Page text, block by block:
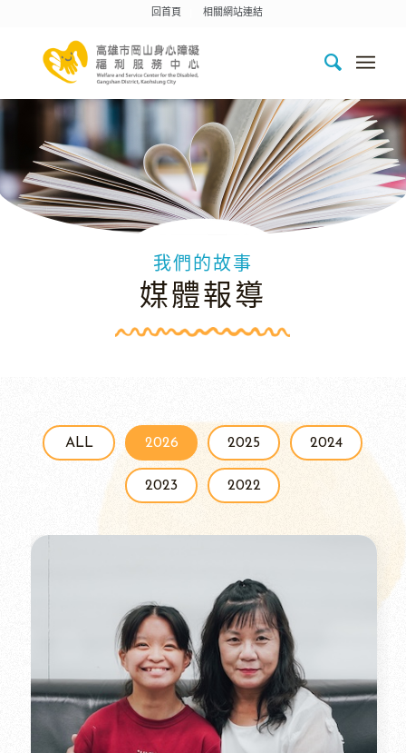
回首頁 相關網站連結
我們的故事
媒體報導
ALL 2026 2025 2024
2023 2022